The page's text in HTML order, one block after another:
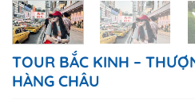
TOUR BẮC KINH –
HÀNG CHÂU